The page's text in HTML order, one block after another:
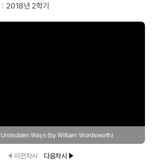
2018년 2학기
Ways (by William Wordsworth)
이전차시 다음차시